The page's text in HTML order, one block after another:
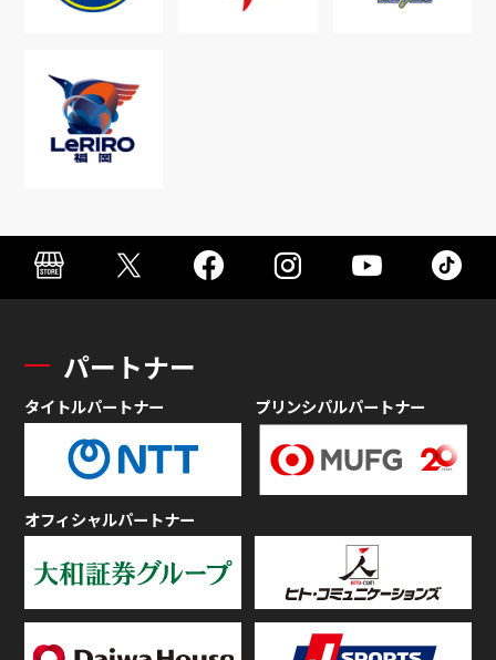
パートナー
タイトルパートナー プリンシパルパートナー
オフィシャルパートナー